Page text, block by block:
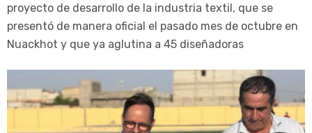
proyecto de desarrollo de la industria textil, que se
presentó de manera oficial el pasado mes de octubre en
Nuackhot y que ya aglutina a 45 diseñadoras